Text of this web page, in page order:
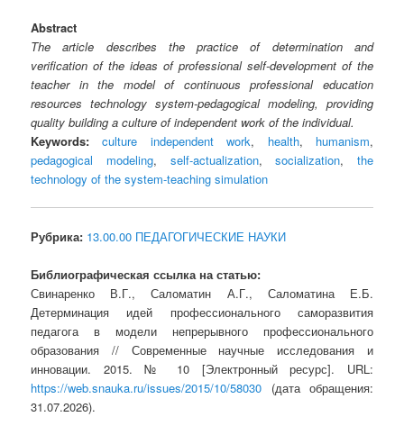
Abstract
The article describes the practice of determination and
verification of the ideas of professional self-development of the
teacher in the model of continuous professional education
resources technology system-pedagogical modeling, providing
quality building a culture of independent work of the individual.
Keywords:
culture independent work, health, humanism,
pedagogical modeling, self-actualization,socialization, the
technology of the system-teaching simulation
Рубрика: 13.00.00 ПЕДАГОГИЧЕСКИЕ НАУКИ
Библиографическая ссылка на статью:
Свинаренко В.Г., Саломатин А.Г., Саломатина Е.Б.
Детерминация идей профессионального саморазвития
педагога в модели непрерывного профессионального
образования // Современные научные исследования и
инновации. 2015. № 10 [Электронный ресурс]. URL:
https://web.snauka.ru/issues/2015/10/58030 (дата обращения:
31.07.2026).